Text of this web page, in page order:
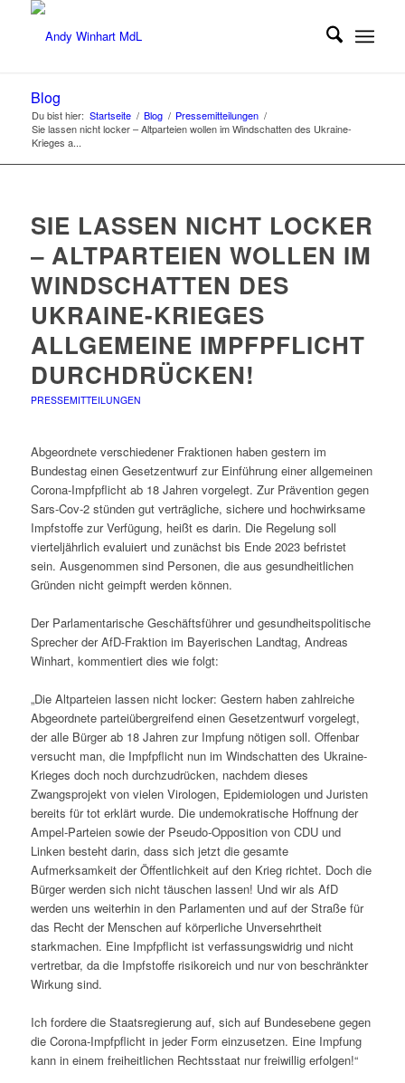
Blog
Du bist hier: Startseite / Blog / Pressemitteilungen /
Sie lassen nicht locker – Altparteien wollen im Windschatten des Ukraine-
Krieges a...
SIE LASSEN NICHT LOCKER
– ALTPARTEIEN WOLLEN IM
WINDSCHATTEN DES
UKRAINE-KRIEGES
ALLGEMEINE IMPFPFLICHT
DURCHDRÜCKEN!
PRESSEMITTEILUNGEN
Abgeordnete verschiedener Fraktionen haben gestern im
Bundestag einen Gesetzentwurf zur Einführung einer allgemeinen
Corona-Impfpflicht ab 18 Jahren vorgelegt. Zur Prävention gegen
Sars-Cov-2 stünden gut verträgliche, sichere und hochwirksame
Impfstoffe zur Verfügung, heißt es darin. Die Regelung soll
vierteljährlich evaluiert und zunächst bis Ende 2023 befristet
sein. Ausgenommen sind Personen, die aus gesundheitlichen
Gründen nicht geimpft werden können.
Der Parlamentarische Geschäftsführer und gesundheitspolitische
Sprecher der AfD-Fraktion im Bayerischen Landtag, Andreas
Winhart, kommentiert dies wie folgt:
„Die Altparteien lassen nicht locker: Gestern haben zahlreiche
Abgeordnete parteiübergreifend einen Gesetzentwurf vorgelegt,
der alle Bürger ab 18 Jahren zur Impfung nötigen soll. Offenbar
versucht man, die Impfpflicht nun im Windschatten des Ukraine-
Krieges doch noch durchzudrücken, nachdem dieses
Zwangsprojekt von vielen Virologen, Epidemiologen und Juristen
bereits für tot erklärt wurde. Die undemokratische Hoffnung der
Ampel-Parteien sowie der Pseudo-Opposition von CDU und
Linken besteht darin, dass sich jetzt die gesamte
Aufmerksamkeit der Öffentlichkeit auf den Krieg richtet. Doch die
Bürger werden sich nicht täuschen lassen! Und wir als AfD
werden uns weiterhin in den Parlamenten und auf der Straße für
das Recht der Menschen auf körperliche Unversehrtheit
starkmachen. Eine Impfpflicht ist verfassungswidrig und nicht
vertretbar, da die Impfstoffe risikoreich und nur von beschränkter
Wirkung sind.
Ich fordere die Staatsregierung auf, sich auf Bundesebene gegen
die Corona-Impfpflicht in jeder Form einzusetzen. Eine Impfung
kann in einem freiheitlichen Rechtsstaat nur freiwillig erfolgen!“